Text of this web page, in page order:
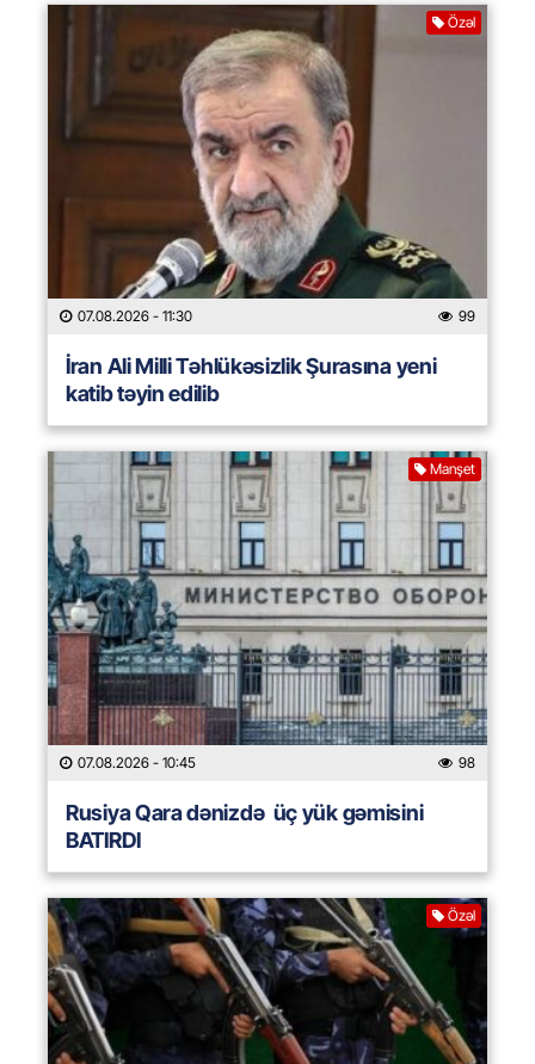
Özəl
07.08.2026 - 11:30 99
İran Ali Milli Təhlükəsizlik Şurasına yeni
katib təyin edilib
Manşet
07.08.2026 - 10:45 98
Rusiya Qara dənizdə üç yük gəmisini
BATIRDI
Özəl